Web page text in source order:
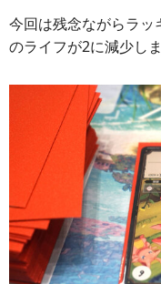
今回は残念ながらラ
のライフが2に減少しま